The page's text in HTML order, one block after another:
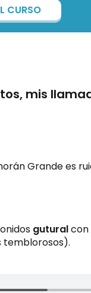
CURSO
mis
Grande es
guturalcon
temblorosos).